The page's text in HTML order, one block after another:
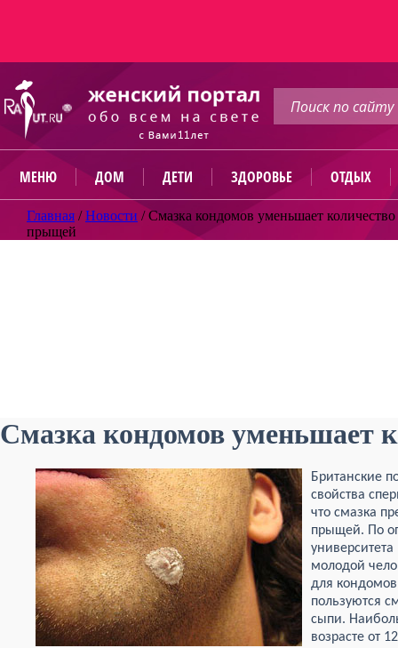
МЕНЮ ДОМ ДЕТИ ЗДОРОВЬЕ ОТДЫХ
Главная /Новости /Смазка кондомов уменьшает количество
прыщей
Смазка кондомов уменьшает
Британские
свойства
что смазка
прыщей. По
молодой
для
пользуются
сыпи.
возрасте от